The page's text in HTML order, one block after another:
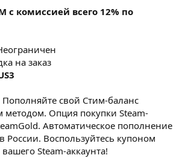
с комиссией всего 12% по
на заказ
свой Стим-баланс
Опция покупки Steam-
Автоматическое пополнение
России. Воспользуйтесь купоном
Steam-аккаунта!